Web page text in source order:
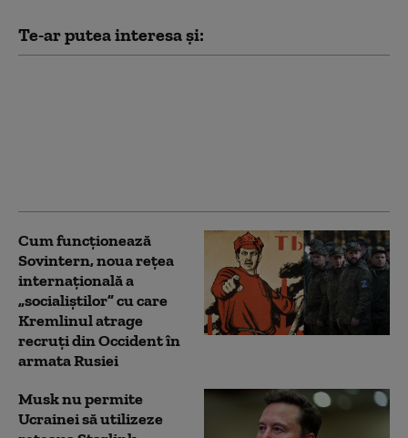
Te-ar putea interesa și:
Cum funcționează
Sovintern, noua rețea
internațională a
„socialiștilor” cu care
Kremlinul atrage
recruți din Occident în
armata Rusiei
Musk nu permite
Ucrainei să utilizeze